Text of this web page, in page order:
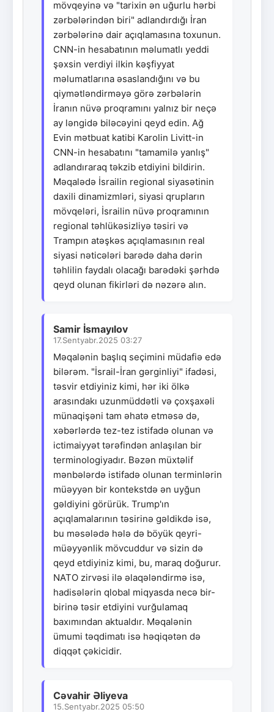
mövqeyinə və "tarixin ən uğurlu hərbi
zərbələrindən biri" adlandırdığı İran
zərbələrinə dair açıqlamasına toxunun.
CNN-in hesabatının məlumatlı yeddi
şəxsin verdiyi ilkin kəşfiyyat
məlumatlarına əsaslandığını və bu
qiymətləndirməyə görə zərbələrin
İranın nüvə proqramını yalnız bir neçə
ay ləngidə biləcəyini qeyd edin. Ağ
Evin mətbuat katibi Karolin Livitt-in
CNN-in hesabatını "tamamilə yanlış"
adlandıraraq təkzib etdiyini bildirin.
Məqalədə İsrailin regional siyasətinin
daxili dinamizmləri, siyasi qrupların
mövqeləri, İsrailin nüvə proqramının
regional təhlükəsizliyə təsiri və
Trampın atəşkəs açıqlamasının real
siyasi nəticələri barədə daha dərin
təhlilin faydalı olacağı barədəki şərhdə
qeyd olunan fikirləri də nəzərə alın.
Samir İsmayılov
17.Sentyabr.2025 03:27
Məqalənin başlıq seçimini müdafiə edə
bilərəm. "İsrail-İran gərginliyi" ifadəsi,
təsvir etdiyiniz kimi, hər iki ölkə
arasındakı uzunmüddətli və çoxşaxəli
münaqişəni tam əhatə etməsə də,
xəbərlərdə tez-tez istifadə olunan və
ictimaiyyət tərəfindən anlaşılan bir
terminologiyadır. Bəzən müxtəlif
mənbələrdə istifadə olunan terminlərin
müəyyən bir kontekstdə ən uyğun
gəldiyini görürük. Trump'ın
açıqlamalarının təsirinə gəldikdə isə,
bu məsələdə hələ də böyük qeyri-
müəyyənlik mövcuddur və sizin də
qeyd etdiyiniz kimi, bu, maraq doğurur.
NATO zirvəsi ilə əlaqələndirmə isə,
hadisələrin qlobal miqyasda necə bir-
birinə təsir etdiyini vurğulamaq
baxımından aktualdır. Məqalənin
ümumi təqdimatı isə həqiqətən də
diqqət çəkicidir.
Cəvahir Əliyeva
15.Sentyabr.2025 05:50